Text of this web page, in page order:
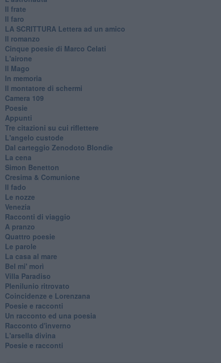
Il frate
Il faro
​LA SCRITTURA Lettera ad un amico
Il romanzo
Cinque poesie di Marco Celati
L'airone
Il Mago
In memoria
Il montatore di schermi
Camera 109
Poesie
Appunti
Tre citazioni su cui riflettere
L'angelo custode
Dal carteggio Zenodoto Blondie
La cena
Simon Benetton
Cresima & Comunione
Il fado
Le nozze
Venezia
Racconti di viaggio
A pranzo
Quattro poesie
Le parole
La casa al mare
Bel mi' morì
Villa Paradiso
Plenilunio ritrovato
Coincidenze e Lorenzana
Poesie e racconti
Un racconto ed una poesia
Racconto d'inverno
​L'arsella divina
Poesie e racconti